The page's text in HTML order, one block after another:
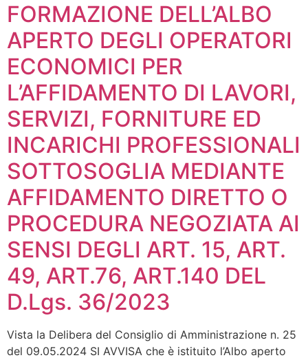
FORMAZIONE DELL’ALBO
APERTO DEGLI OPERATORI
ECONOMICI PER
L’AFFIDAMENTO DI LAVORI,
SERVIZI, FORNITURE ED
INCARICHI PROFESSIONALI
SOTTOSOGLIA MEDIANTE
AFFIDAMENTO DIRETTO O
PROCEDURA NEGOZIATA AI
SENSI DEGLI ART. 15, ART.
49, ART.76, ART.140 DEL
D.Lgs. 36/2023
Vista la Delibera del Consiglio di Amministrazione n. 25
del 09.05.2024 SI AVVISA che è istituito l’Albo aperto